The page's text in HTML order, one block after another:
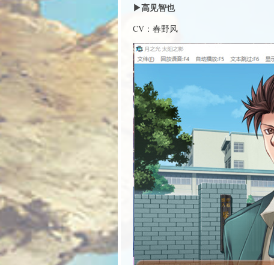
▶高见智也
CV：春野风